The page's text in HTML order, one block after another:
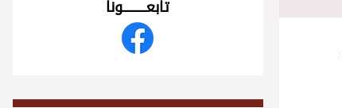
تابعــــــــــونا